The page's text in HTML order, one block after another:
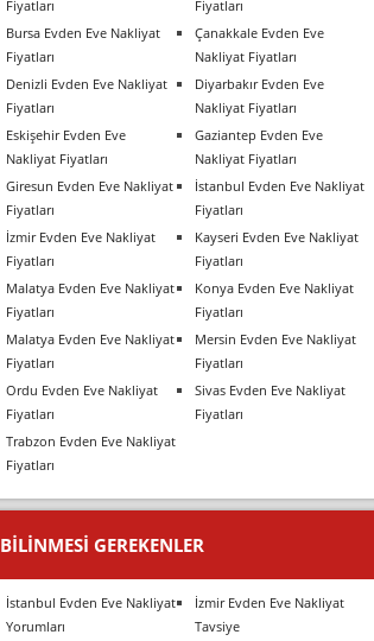
Fiyatları
Fiyatları
Bursa Evden Eve Nakliyat
Fiyatları
Çanakkale Evden Eve
Nakliyat Fiyatları
Denizli Evden Eve Nakliyat
Fiyatları
Diyarbakır Evden Eve
Nakliyat Fiyatları
Eskişehir Evden Eve
Nakliyat Fiyatları
Gaziantep Evden Eve
Nakliyat Fiyatları
Giresun Evden Eve Nakliyat
Fiyatları
İstanbul Evden Eve Nakliyat
Fiyatları
İzmir Evden Eve Nakliyat
Fiyatları
Kayseri Evden Eve Nakliyat
Fiyatları
Malatya Evden Eve Nakliyat
Fiyatları
Konya Evden Eve Nakliyat
Fiyatları
Malatya Evden Eve Nakliyat
Fiyatları
Mersin Evden Eve Nakliyat
Fiyatları
Ordu Evden Eve Nakliyat
Fiyatları
Sivas Evden Eve Nakliyat
Fiyatları
Trabzon Evden Eve Nakliyat
Fiyatları
BILINMESI GEREKENLER
İstanbul Evden Eve Nakliyat
Yorumları
İzmir Evden Eve Nakliyat
Tavsiye